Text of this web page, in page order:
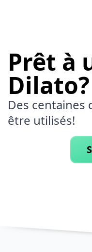
Prêt à
Dilato?
Des centaines
être utilisés!